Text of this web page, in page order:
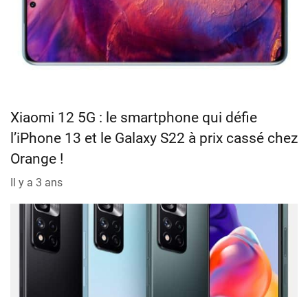
Xiaomi 12 5G : le smartphone qui défie
l’iPhone 13 et le Galaxy S22 à prix cassé chez
Orange !
Il y a 3 ans